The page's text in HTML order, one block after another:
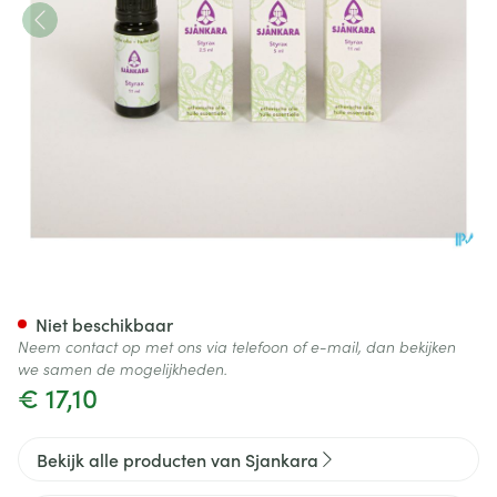
€ 17,10
Niet beschikbaar
Neem contact op met ons via telefoon of e-mail, dan bekijken
we samen de mogelijkheden.
Bekijk alle producten van Sjankara